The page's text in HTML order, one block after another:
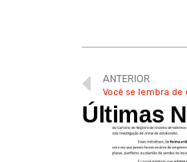
ANTERIOR
Você se lembra
Últimas